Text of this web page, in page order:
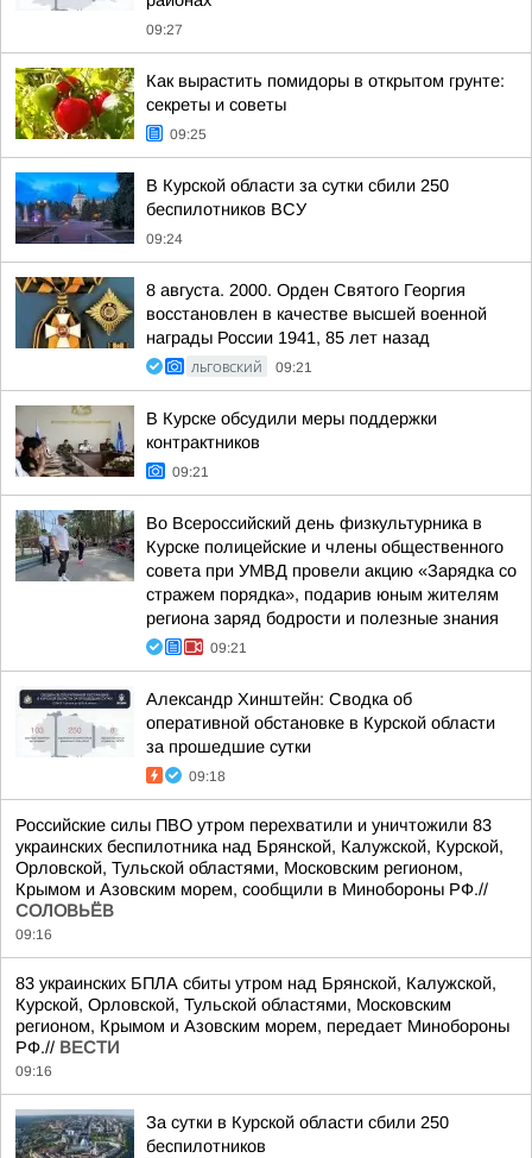
09:27
Как вырастить помидоры в открытом грунте:
секреты и советы
09:25
В Курской области за сутки сбили 250
беспилотников ВСУ
09:24
8 августа. 2000. Орден Святого Георгия
восстановлен в качестве высшей военной
награды России 1941, 85 лет назад
ЛЬГОВСКИЙ 09:21
В Курске обсудили меры поддержки
контрактников
09:21
Во Всероссийский день физкультурника в
Курске полицейские и члены общественного
совета при УМВД провели акцию «Зарядка со
стражем порядка», подарив юным жителям
региона заряд бодрости и полезные знания
09:21
Александр Хинштейн: Сводка об
оперативной обстановке в Курской области
за прошедшие сутки
09:18
Российские силы ПВО утром перехватили и уничтожили 83
украинских беспилотника над Брянской, Калужской, Курской,
Орловской, Тульской областями, Московским регионом,
Крымом и Азовским морем, сообщили в Минобороны РФ.//
СОЛОВЬЁВ
09:16
83 украинских БПЛА сбиты утром над Брянской, Калужской,
Курской, Орловской, Тульской областями, Московским
регионом, Крымом и Азовским морем, передает Минобороны
РФ.// ВЕСТИ
09:16
За сутки в Курской области сбили 250
беспилотников